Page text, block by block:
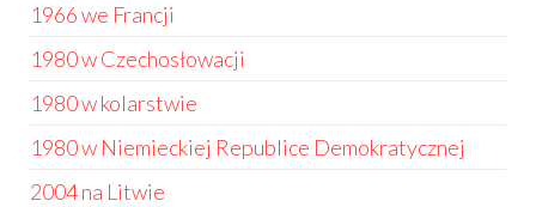
1966 we Francji
1980 w Czechosłowacji
1980 w kolarstwie
1980 w Niemieckiej Republice Demokratycznej
2004 na Litwie